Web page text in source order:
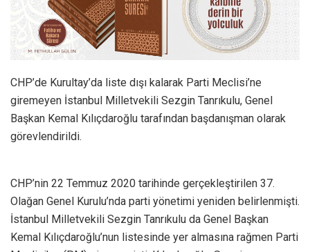
CHP’de Kurultay’da liste dışı kalarak Parti Meclisi’ne
giremeyen İstanbul Milletvekili Sezgin Tanrıkulu, Genel
Başkan Kemal Kılıçdaroğlu tarafından başdanışman olarak
görevlendirildi.
CHP’nin 22 Temmuz 2020 tarihinde gerçekleştirilen 37.
Olağan Genel Kurulu’nda parti yönetimi yeniden belirlenmişti.
İstanbul Milletvekili Sezgin Tanrıkulu da Genel Başkan
Kemal Kılıçdaroğlu’nun listesinde yer almasına rağmen Parti